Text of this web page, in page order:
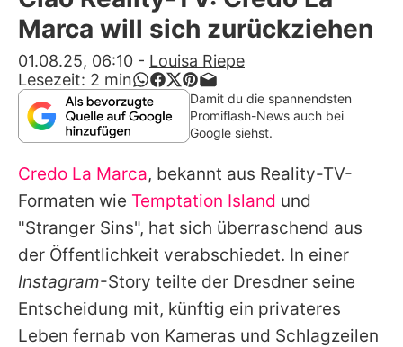
Alle Themen auf Promiflash
App runterladen
Team
Redaktionelle Richtlinien
Impressum
Datenschutzerklärung
Nutzungsbedingungen
Utiq verwalten
Marca will sich zurückziehen
01.08.25, 06:10 - Louisa Riepe
Lesezeit: 2 min
Damit du die spannendsten
Promiflash-News auch bei
Google siehst.
Credo La Marca, bekannt aus Reality-TV-
Formaten wie Temptation Island und
"Stranger Sins", hat sich überraschend aus
der Öffentlichkeit verabschiedet. In einer
Instagram-Story teilte der Dresdner seine
Entscheidung mit, künftig ein privateres
Leben fernab von Kameras und Schlagzeilen